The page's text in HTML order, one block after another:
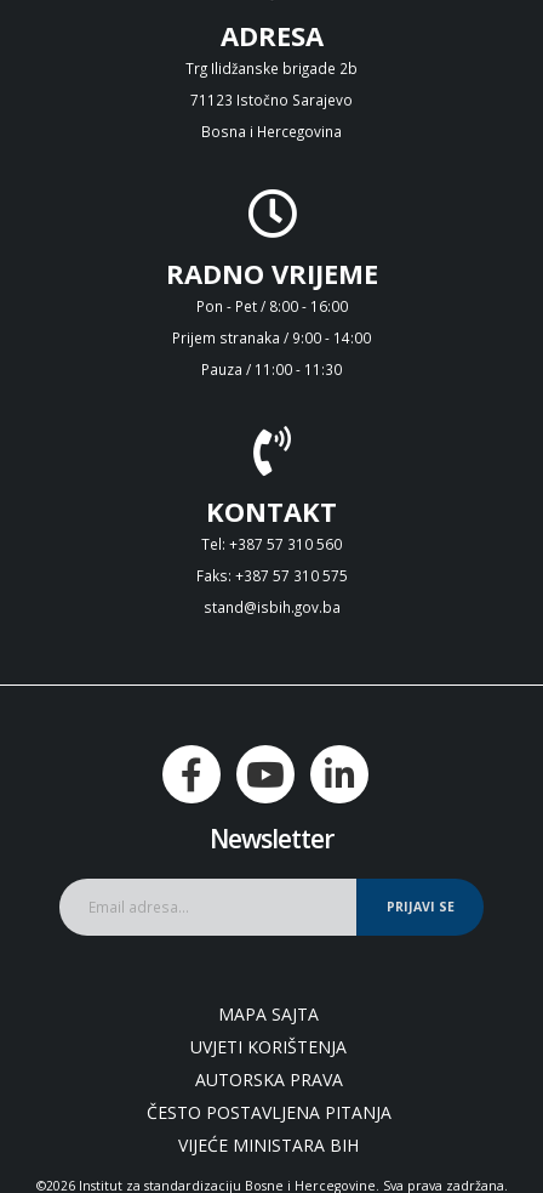
ADRESA
Trg Ilidžanske brigade 2b
71123 Istočno Sarajevo
Bosna i Hercegovina
RADNO VRIJEME
Pon - Pet / 8:00 - 16:00
Prijem stranaka / 9:00 - 14:00
Pauza / 11:00 - 11:30
KONTAKT
Tel: +387 57 310 560
Faks: +387 57 310 575
stand@isbih.gov.ba
Newsletter
PRIJAVI SE
MAPA SAJTA
UVJETI KORIŠTENJA
AUTORSKA PRAVA
ČESTO POSTAVLJENA PITANJA
VIJEĆE MINISTARA BIH
©2026 Institut za standardizaciju Bosne i Hercegovine. Sva prava zadržana.